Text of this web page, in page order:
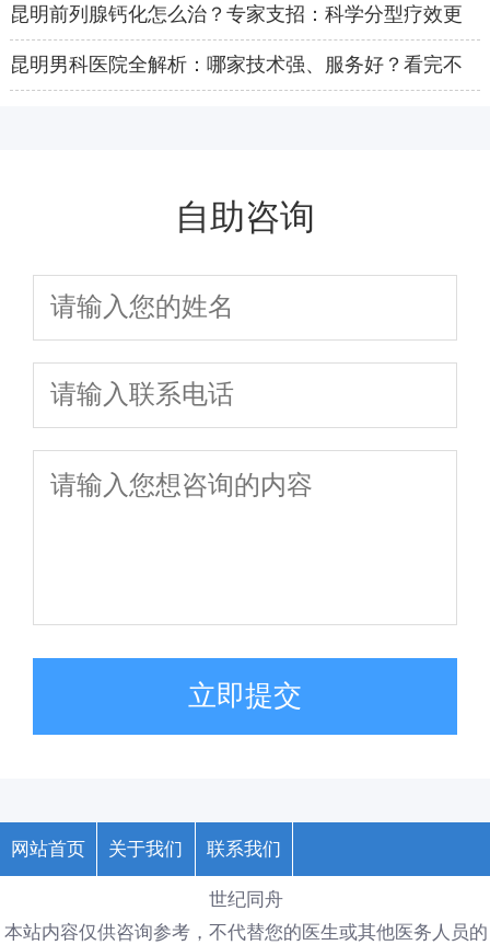
你盘点
昆明前列腺钙化怎么治？专家支招：科学分型疗效更
佳
昆明男科医院全解析：哪家技术强、服务好？看完不
自助咨询
立即提交
网站首页 关于我们 联系我们
世纪同舟
本站内容仅供咨询参考，不代替您的医生或其他医务人员的